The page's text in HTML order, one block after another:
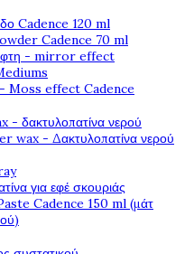
Cadence 120 ml
Cadence 70 ml
- mirror effect
Moss effect Cadence
- δακτυλοπατίνα νερού
wax - Δακτυλοπατίνα νερού
για εφέ σκουριάς
Cadence 150 ml (μάτ